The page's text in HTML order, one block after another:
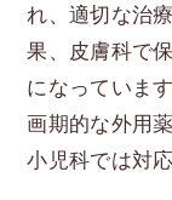
れ、適切な治
果、皮膚科で
になっていま
画期的な外用
小児科では対